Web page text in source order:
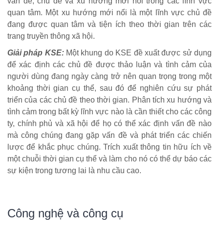
quan tâm. Một xu hướng mới nổi là một lĩnh vực chủ đề
đang được quan tâm và tiện ích theo thời gian trên các
trang truyền thông xã hội.
Giải pháp KSE:Một khung do KSE đề xuất được sử dụng
để xác định các chủ đề được thảo luận và tình cảm của
người dùng đang ngày càng trở nên quan trọng trong một
khoảng thời gian cụ thể, sau đó để nghiên cứu sự phát
triển của các chủ đề theo thời gian. Phân tích xu hướng và
tình cảm trong bất kỳ lĩnh vực nào là cần thiết cho các công
ty, chính phủ và xã hội để họ có thể xác định vấn đề nào
mà công chúng đang gặp vấn đề và phát triển các chiến
lược để khắc phục chúng. Trích xuất thông tin hữu ích về
một chuỗi thời gian cụ thể và làm cho nó có thể dự báo các
sự kiện trong tương lai là nhu cầu cao.
Công nghệ và công cụ